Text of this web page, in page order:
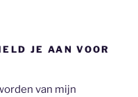
JE AAN VOOR
van mijn